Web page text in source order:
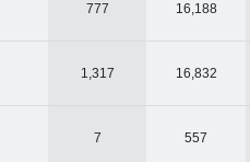
777 16,188
1,317 16,832
7 557